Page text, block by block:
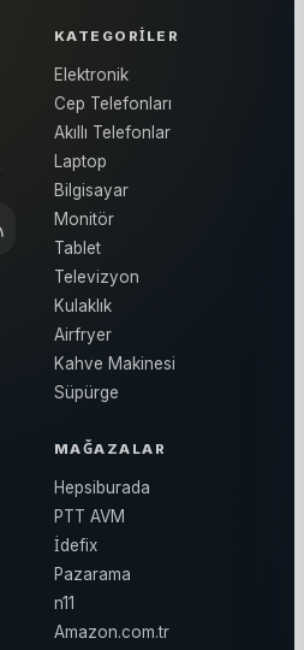
KATEGORILER
Elektronik
Cep Telefonları
Akıllı Telefonlar
Laptop
Bilgisayar
Monitör
Tablet
Televizyon
Kulaklık
Airfryer
Kahve Makinesi
Süpürge
MAĞAZALAR
Hepsiburada
PTT AVM
İdefix
Pazarama
n11
Amazon.com.tr